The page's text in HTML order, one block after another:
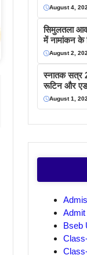
August 4,
सिमुलतला
में नामांकन
August 2,
स्नातक सत्र
रूटिन और
August 1,
Bseb